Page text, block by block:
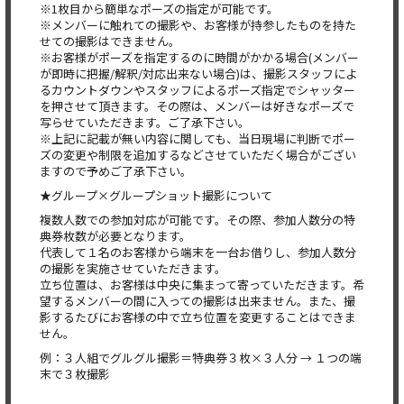
※1枚目から簡単なポーズの指定が可能です。
※メンバーに触れての撮影や、お客様が持参したものを持た
せての撮影はできません。
※お客様がポーズを指定するのに時間がかかる場合(メンバー
が即時に把握/解釈/対応出来ない場合)は、撮影スタッフによ
るカウントダウンやスタッフによるポーズ指定でシャッター
を押させて頂きます。その際は、メンバーは好きなポーズで
写らせていただきます。ご了承下さい。
※上記に記載が無い内容に関しても、当日現場に判断でポー
ズの変更や制限を追加するなどさせていただく場合がござい
ますので予めご了承下さい。
★グループ×グループショット撮影について
複数人数での参加対応が可能です。その際、参加人数分の特
典券枚数が必要となります。
代表して１名のお客様から端末を一台お借りし、参加人数分
の撮影を実施させていただきます。
立ち位置は、お客様は中央に集まって寄っていただきます。希
望するメンバーの間に入っての撮影は出来ません。また、撮
影するたびにお客様の中で立ち位置を変更することはできま
せん。
例：３人組でグルグル撮影＝特典券３枚×３人分 → １つの端
末で３枚撮影